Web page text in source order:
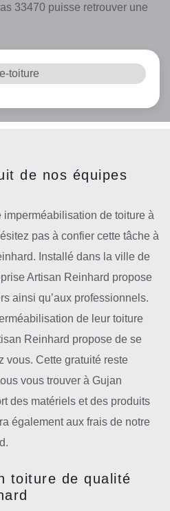
33470 puisse retrouver une
de nos équipes
de toiture à
pas à confier cette tâche à
Installé dans la ville de
Artisan Reinhard propose
ainsi qu’aux professionnels.
de leur toiture
Reinhard propose de se
vous. Cette gratuité reste
vous trouver à Gujan
des matériels et des produits
également aux frais de notre
toiture de qualité